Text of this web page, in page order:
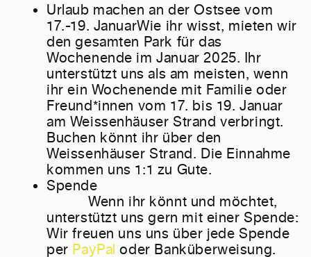
Urlaub machen an der Ostsee vom
17.-19. JanuarWie ihr wisst, mieten wir
den gesamten Park für das
Wochenende im Januar 2025. Ihr
unterstützt uns als am meisten, wenn
ihr ein Wochenende mit Familie oder
Freund*innen vom 17. bis 19. Januar
am Weissenhäuser Strandverbringt.
Buchen könnt ihr über den
Weissenhäuser Strand. Die Einnahme
kommen uns 1:1 zu Gute.
Spende
Wenn ihr könnt und möchtet,
unterstützt uns gern mit einer Spende:
Wir freuen uns uns über jede Spende
per PayPaloder Banküberweisung.